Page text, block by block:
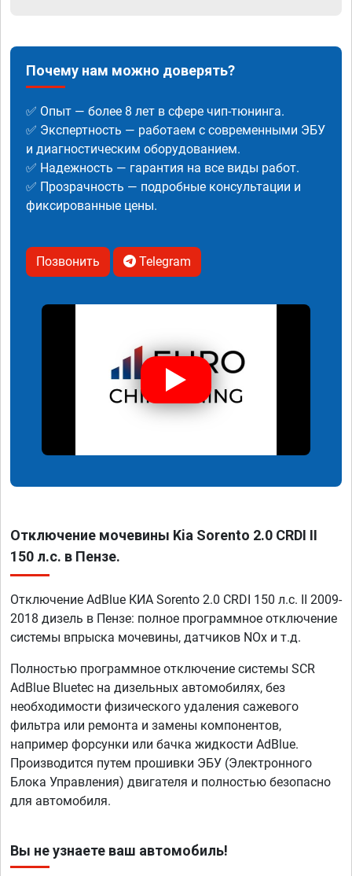
Почему нам можно доверять?
✅ Опыт — более 8 лет в сфере чип-тюнинга.
✅ Экспертность — работаем с современными ЭБУ
и диагностическим оборудованием.
✅ Надежность — гарантия на все виды работ.
✅ Прозрачность — подробные консультации и
фиксированные цены.
Позвонить Telegram
Отключение мочевины Kia Sorento 2.0 CRDI II
150 л.с. в Пензе.
Отключение AdBlue КИА Sorento 2.0 CRDI 150 л.с. II 2009-
2018 дизель в Пензе: полное программное отключение
системы впрыска мочевины, датчиков NOx и т.д.
Полностью программное отключение системы SCR
AdBlue Bluetec на дизельных автомобилях, без
необходимости физического удаления сажевого
фильтра или ремонта и замены компонентов,
например форсунки или бачка жидкости AdBlue.
Производится путем прошивки ЭБУ (Электронного
Блока Управления) двигателя и полностью безопасно
для автомобиля.
Вы не узнаете ваш автомобиль!